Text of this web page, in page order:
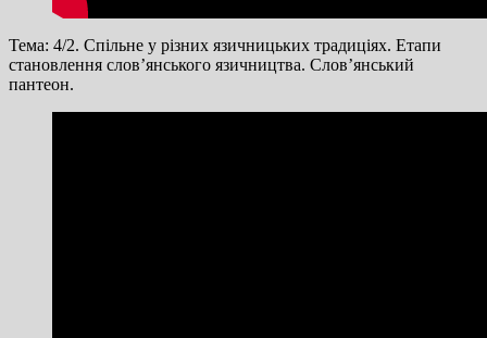
Тема: 4/2. Спільне у різних язичницьких традиціях. Етапи
становлення слов’янського язичництва. Слов’янський
пантеон.